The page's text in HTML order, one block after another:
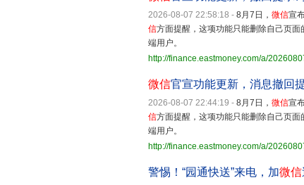
2026-08-07 22:58:18 - 8月7日， 微信宣
信方面提醒，这项功能只能删除自己页
端用户。
http://finance.eastmoney.com/a/
微信官宣功能更新，消息撤回
2026-08-07 22:44:19 - 8月7日， 微信宣
信方面提醒，这项功能只能删除自己页
端用户。
http://finance.eastmoney.com/a/
警惕！“园通快送”来电，加微信